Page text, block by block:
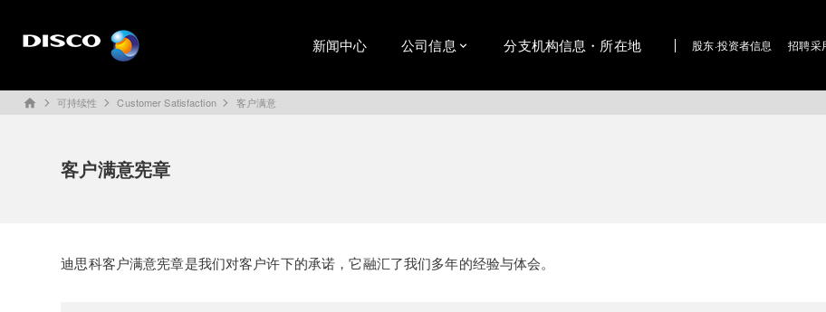
新闻中心 公司信息 分支机构信息・所在地 股东·投资者信息 招聘采
home 可持续性 Customer Satisfaction 客户满意
客户满意宪章
迪思科客户满意宪章是我们对客户许下的承诺，它融汇了我们多年的经验与体会。